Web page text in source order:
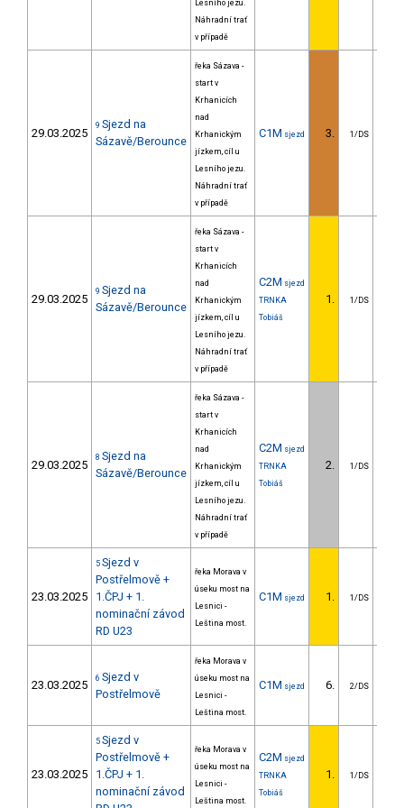
Lesního jezu.
Náhradní trať
v případě
29.03.2025
9 Sjezd na
Sázavě/Berounce
řeka Sázava -
start v
Krhanicích
nad
Krhanickým
jízkem, cíl u
Lesního jezu.
Náhradní trať
v případě
C1M sjezd 3. 1/DS
29.03.2025
9 Sjezd na
Sázavě/Berounce
řeka Sázava -
start v
Krhanicích
nad
Krhanickým
jízkem, cíl u
Lesního jezu.
Náhradní trať
v případě
C2M sjezd
TRNKA
Tobiáš
1. 1/DS
29.03.2025
8 Sjezd na
Sázavě/Berounce
řeka Sázava -
start v
Krhanicích
nad
Krhanickým
jízkem, cíl u
Lesního jezu.
Náhradní trať
v případě
C2M sjezd
TRNKA
Tobiáš
2. 1/DS
23.03.2025
5 Sjezd v
Postřelmově +
1.ČPJ + 1.
nominační závod
RD U23
řeka Morava v
úseku most na
Lesnici -
Leština most.
C1M sjezd 1. 1/DS
23.03.2025 6 Sjezd v
Postřelmově
řeka Morava v
úseku most na
Lesnici -
Leština most.
C1M sjezd 6. 2/DS
23.03.2025
5 Sjezd v
Postřelmově +
1.ČPJ + 1.
nominační závod
řeka Morava v
úseku most na
Lesnici -
Leština most.
C2M sjezd
TRNKA
Tobiáš
1. 1/DS